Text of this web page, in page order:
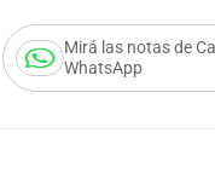
Mirá las notas de
WhatsApp